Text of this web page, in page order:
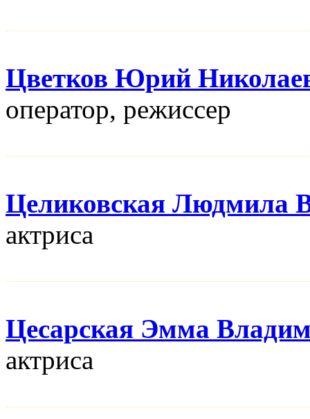
Цветков Юрий
оператор, режисcер
Целиковская Людмила
актриса
Цесарская Эмма
актриса